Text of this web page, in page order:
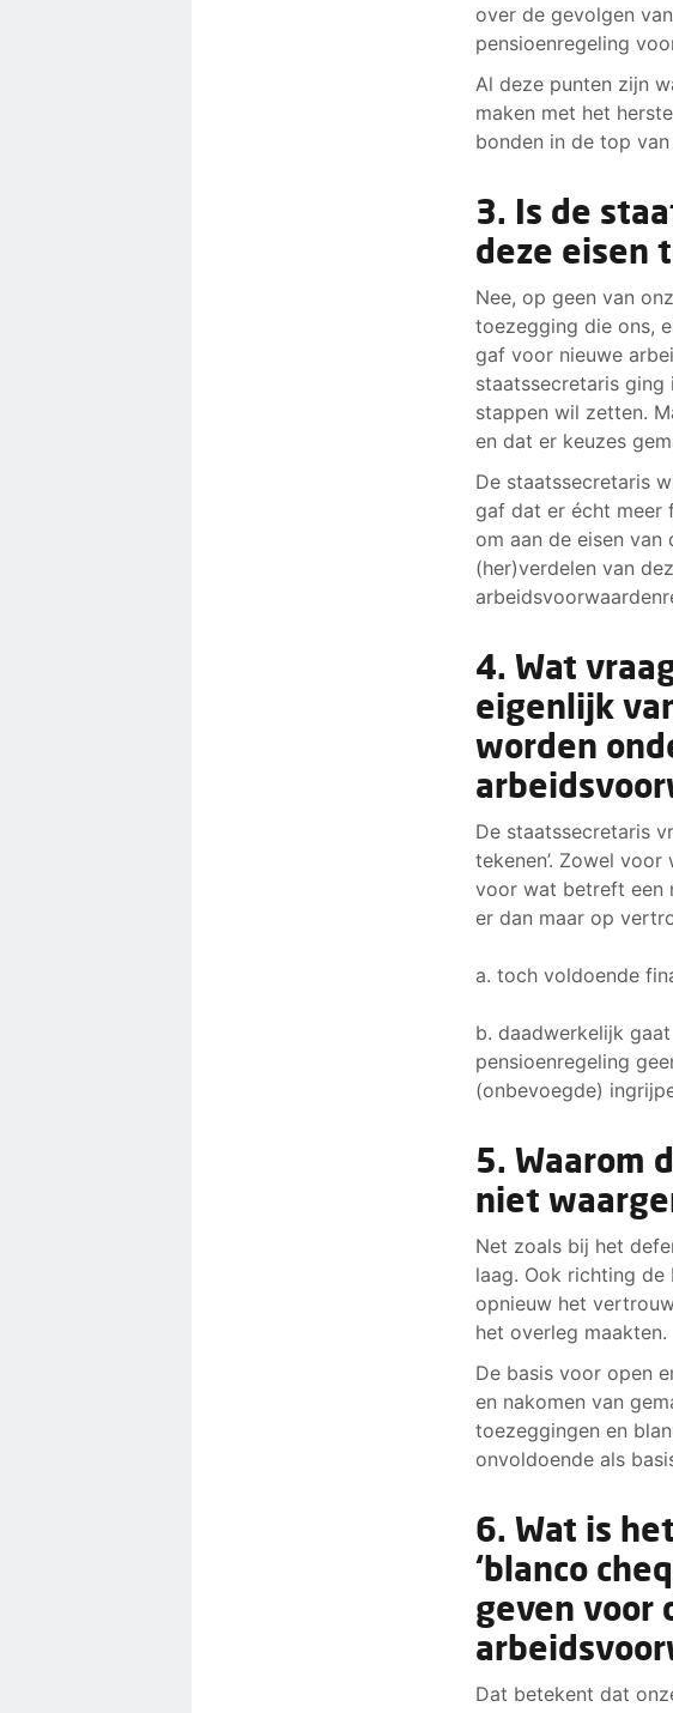
over de gevolgen
pensioenregeling
Al deze punten zijn
maken met het
bonden in de top van
3. Is de
deze eisen
Nee, op geen van
toezegging die ons,
gaf voor nieuwe
staatssecretaris
stappen wil zetten.
en dat er keuzes
De staatssecretaris
gaf dat er écht meer
om aan de eisen
(her)verdelen van
4. Wat
eigenlijk
worden
De staatssecretaris
tekenen’. Zowel
voor wat betreft een
er dan maar op
a. toch voldoende
b. daadwerkelijk
pensioenregeling
(onbevoegde)
5. Waarom
niet
Net zoals bij het
laag. Ook richting
opnieuw het
het overleg maakten.
De basis voor open
en nakomen van
toezeggingen en
onvoldoende als
6. Wat is
‘blanco
geven voor
Dat betekent dat